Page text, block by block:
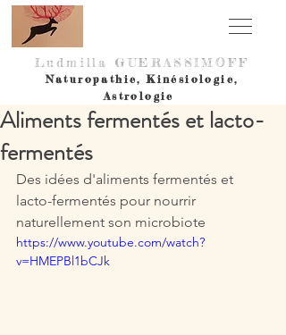
Ludmilla GUERASSIMOFF
Naturopathie,Kinésiologie,
Astrologie
Aliments fermentés et lacto-
fermentés
Des idées d'aliments fermentés et
lacto-fermentés pour nourrir
naturellement son microbiote
https://www.youtube.com/watch?
v=HMEPBl1bCJk